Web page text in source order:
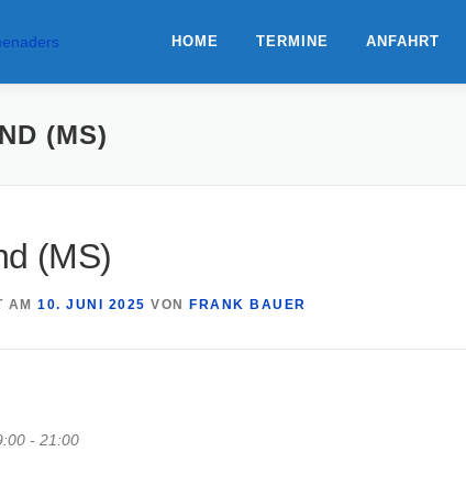
HOME TERMINE ANFAHRT
(MS)
(MS)
AM 10. JUNI 2025 VON FRANK BAUER
- 21:00